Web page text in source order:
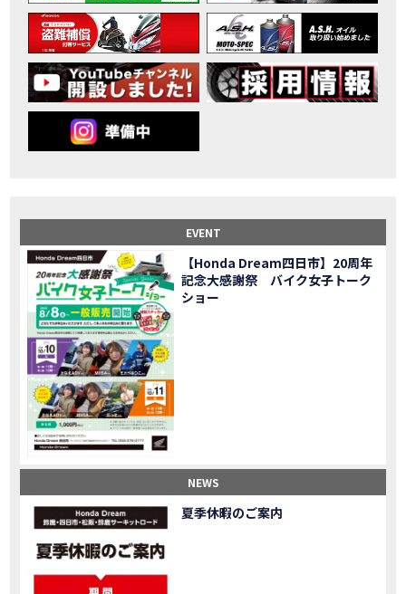
CAMPAIGN Rebel 250 E-Clutch シリーズ 洋用品購入サポートキャンペーン
MOVIE 【ホンダ バイク】CB1000F 4台で三重県ツーリング！梅本まどかさん、MIISAさんと一日笑った【ポケふた】Honda
MOVIE 【ホンダ バイク】【GB350C S】梅本まどかさんと三重県ツーリング満喫しました！ポケふた探し第1弾【モトブログ】
MOVIE 【ホンダドリーム新春初売り特別企画】のご紹介！！
MOVIE こんなことある？！CB1000Fでツーリングイベントに参戦したのだが・・
【新車】CB1000Fで11時間ツーリングした素直なレビュー【モトブログ】Honda CB
MOVIE 【事故寸前】200kmレッカー、そしてさらなる原因が判明し、修理代が膨れ上がった結果
MOVIE 2025X-ADV 最高の旅バイクで街乗りも最適！ADVが20台でツーリングしました｜Honda ADV160
NEW BIKENEWS CB1000F販売中！！
MOVIE 【バイク女子】ごめんなさい。大切なツーリングでやらかしてしまった…
MOVIE 【バイク女子】下道444kmぶっ通しで走った結果がヤバかった
MOVIE 【バイク女子】最安！三重→東京〇〇〇円で行けちゃった
MOVIE 新型スーパーカブ110レビュー！C125 CT125で女子ツーリング 最高！Honda Super Cub(JA59)
MOVIE 【世界一の燃費Super cub】給油せずにどこまで行けるかやってみたら大変なことになりました
MOVIE 【バイク女子の挑戦】世界一の最強バイクでついにやります。
MOVIE 【バイク女子】この動画を見たらイライラするかもしれません。ごめんなさい。
MOVIE 【バイク用ドラレコ】センサーで感知！駐車場でバイクの周りを…
おめでたい人生初バイク納車！スタッフがまさかの対応…
【激カワ女子登場】バイク女子はツーリング中も〇〇が大好き♡
MOVIE 正統派NC750X！大型二輪教習から10年目の素直な感想|Honda NC750X DCT【バイク女子ツーリング】
MOVIE 女が乗るバイクじゃない？低身長女が検証します
MOVIE 【福井1泊ツーリング】バイク女子、仲悪いって本当？
MOVIE 大型ツアラー！Gold Wing Tour 50th ANNIVWRSARYは女性ライダーでもツーリングを楽しめるのか検証してみた｜Honda ゴールドウイング
EVENT
【Honda Dream四日市】20周年
記念大感謝祭 バイク女子トーク
ショー
NEWS
夏季休暇のご案内